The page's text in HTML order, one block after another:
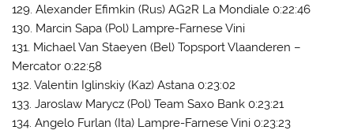
129. Alexander Efimkin (Rus) AG2R La Mondiale 0:22:46
130. Marcin Sapa (Pol) Lampre-Farnese Vini
131. Michael Van Staeyen (Bel) Topsport Vlaanderen –
Mercator 0:22:58
132. Valentin Iglinskiy (Kaz) Astana 0:23:02
133. Jaroslaw Marycz (Pol) Team Saxo Bank 0:23:21
134. Angelo Furlan (Ita) Lampre-Farnese Vini 0:23:23